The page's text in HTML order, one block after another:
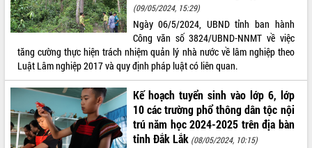
(09/05/2024, 15:29)
Ngày 06/5/2024, UBND tỉnh ban hành
Công văn số 3824/UBND-NNMT về việc
tăng cường thực hiện trách nhiệm quản lý nhà nước về lâm nghiệp theo
Luật Lâm nghiệp 2017 và quy định pháp luật có liên quan.
Kế hoạch tuyển sinh vào lớp 6, lớp
10 các trường phổ thông dân tộc nội
trú năm học 2024-2025 trên địa bàn
tỉnh Đắk Lắk (08/05/2024, 10:15)